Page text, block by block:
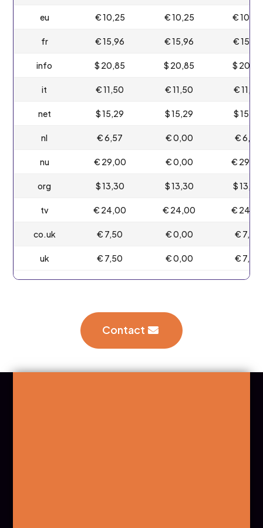
eu € 10,25 € 10,25 € 10,25
fr € 15,96 € 15,96 € 15,96
info $ 20,85 $ 20,85 $ 20,85
it € 11,50 € 11,50 € 11,50
net $ 15,29 $ 15,29 $ 15,29
nl € 6,57 € 0,00 € 6,57
nu € 29,00 € 0,00 €
org $ 13,30 $ 13,30 $ 13,30
tv € 24,00 € 24,00 €
co.uk € 7,50 € 0,00 € 7,50
uk € 7,50 € 0,00 € 7,50
Contact